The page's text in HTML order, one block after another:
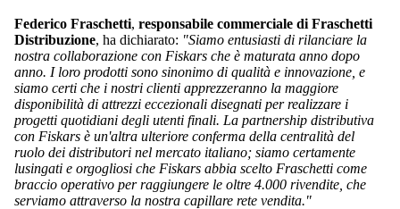
Federico Fraschetti, responsabile commerciale di Fraschetti
Distribuzione, ha dichiarato: "Siamo entusiasti di rilanciare la
nostra collaborazione con Fiskars che è maturata anno dopo
anno. I loro prodotti sono sinonimo di qualità e innovazione, e
siamo certi che i nostri clienti apprezzeranno la maggiore
disponibilità di attrezzi eccezionali disegnati per realizzare i
progetti quotidiani degli utenti finali. La partnership distributiva
con Fiskars è un'altra ulteriore conferma della centralità del
ruolo dei distributori nel mercato italiano; siamo certamente
lusingati e orgogliosi che Fiskars abbia scelto Fraschetti come
braccio operativo per raggiungere le oltre 4.000 rivendite, che
serviamo attraverso la nostra capillare rete vendita."